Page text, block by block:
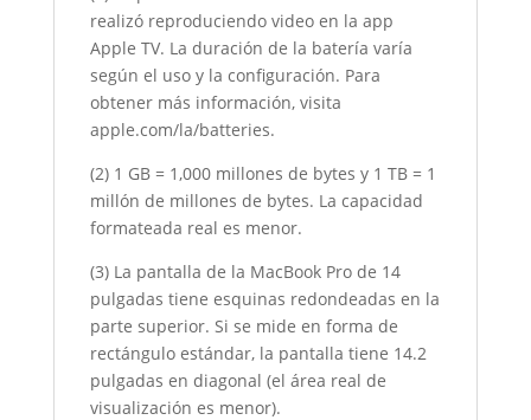
realizó reproduciendo video en la app
Apple TV. La duración de la batería varía
según el uso y la configuración. Para
obtener más información, visita
apple.com/la/batteries.
(2) 1 GB = 1,000 millones de bytes y 1 TB = 1
millón de millones de bytes. La capacidad
formateada real es menor.
(3) La pantalla de la MacBook Pro de 14
pulgadas tiene esquinas redondeadas en la
parte superior. Si se mide en forma de
rectángulo estándar, la pantalla tiene 14.2
pulgadas en diagonal (el área real de
visualización es menor).